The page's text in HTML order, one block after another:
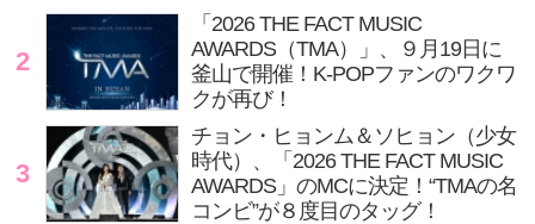
2
「2026 THE FACT MUSIC
AWARDS（TMA）」、９月19日に
釜山で開催！K-POPファンのワクワ
クが再び！
3
チョン・ヒョンム＆ソヒョン（少女
時代）、「2026 THE FACT MUSIC
AWARDS」のMCに決定！“TMAの名
コンビ”が８度目のタッグ！